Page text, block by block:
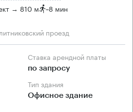
→ 810 м ~8 мин
проезд
Ставка арендной платы
по запросу
Тип здания
Офисное здание